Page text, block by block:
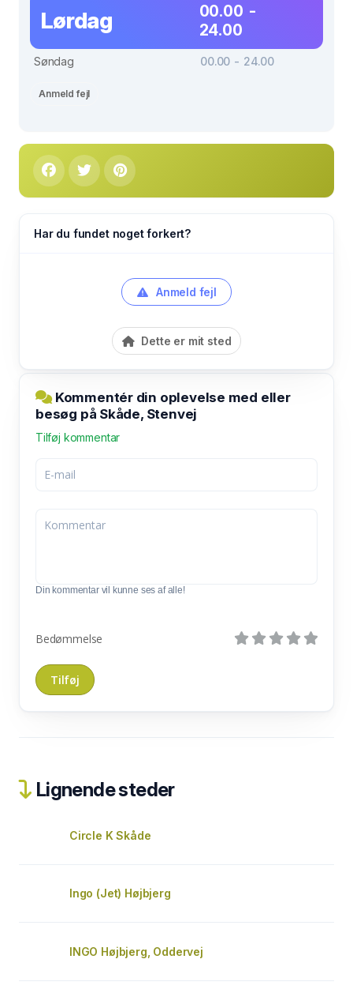
Lørdag
00.00 -
24.00
Søndag 00.00 - 24.00
Anmeld fejl
Har du fundet noget forkert?
Anmeld fejl
Dette er mit sted
Kommentér din oplevelse med eller
besøg på Skåde, Stenvej
Tilføj kommentar
Din kommentar vil kunne ses af alle!
Bedømmelse
Lignende steder
Circle K Skåde
Ingo (Jet) Højbjerg
INGO Højbjerg, Oddervej